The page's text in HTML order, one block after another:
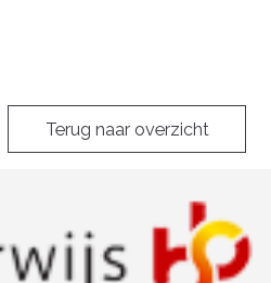
Terug naar overzicht